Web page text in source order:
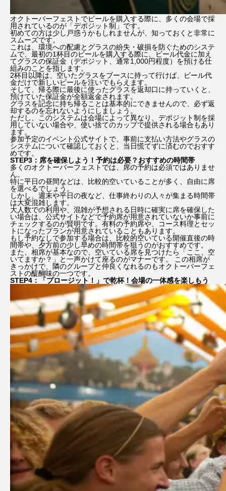
オクトーバーフェストでビールを購入する際に、多くの会場で採
用されているのが「デポジット制」です。
初めての方は少し戸惑うかもしれませんが、知っておくと非常に
スムーズです。
これは、環境への配慮とグラスの紛失・破損を防ぐためのシステ
ムで、最初の1杯目のビールを購入する際に、ビール代金に加え
てグラスの保証金（デポジット、通常1,000円程度）を預ける仕
組みのことを指します。
2杯目以降は、空いたグラスをブースに持って行けば、ビール代
金だけで新しいビールを注いでもらえます。
そして、帰る際に最後に使ったグラスを返却口に持っていくと、
預けていた保証金が全額返金されます。
グラスを記念に持ち帰ることは基本的にできませんので、必ず返
却するのを忘れないようにしましょう。
ただし、このシステムは会場によって異なり、デポジット制を採
用していない場合や、使い捨てのカップで提供される場合もあり
ます。
参加予定のイベント公式サイトで、事前に支払い方法やグラスの
システムについて確認しておくと、当日慌てずに済むのでおすす
めです。
STEP3：席を確保しよう！予約は必要？おすすめの時間帯
多くのオクトーバーフェストでは、席の予約は必須ではありませ
ん。
特に平日の昼間などは、比較的空いていることが多く、自由に席
を選べるでしょう。
しかし、週末や平日の夜など、仕事終わりの人々が集まる時間帯
は大変混雑します。
大人数での利用や、混雑が予想される日時に確実に席を確保した
い場合は、公式サイトなどで予約席が用意されていないか事前に
チェックするのが賢明です。有料の予約席や、コース料理とセッ
トになったプランが用意されていることもあります。
もし予約なしで参加する場合は、比較的空いている開催直後の時
間帯や、夕方前の少し早めの時間帯を狙うのがおすすめです。
また、相席が基本なので、空いている席を見つけたら「ここ、空
いてますか？」と一声かけて座るのがマナーです。 この相席が
きっかけで、隣のグループと仲良くなれるのもオクトーバーフェ
ストの醍醐味の一つです。
STEP4：「プロージット！」で乾杯！会場の一体感を楽しもう